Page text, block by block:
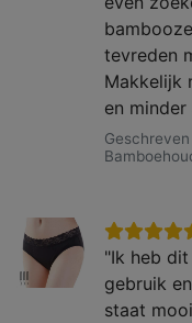
tevreden
Makkelijk
en
"Ik heb
gebruik
staat